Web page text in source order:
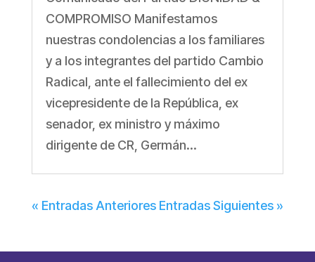
COMPROMISO Manifestamos
nuestras condolencias a los familiares
y a los integrantes del partido Cambio
Radical, ante el fallecimiento del ex
vicepresidente de la República, ex
senador, ex ministro y máximo
dirigente de CR, Germán...
« Entradas Anteriores Entradas Siguientes »